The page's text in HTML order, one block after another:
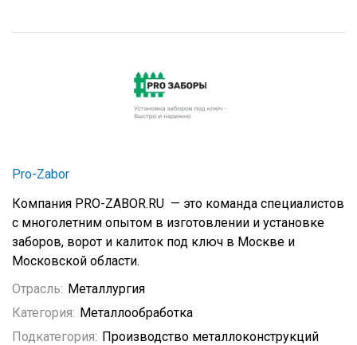
Pro-Zabor
Компания PRO-ZABOR.RU — это команда специалистов
с многолетним опытом в изготовлении и установке
заборов, ворот и калиток под ключ в Москве и
Московской области.
Отрасль: Металлургия
Категория: Металлообработка
Подкатегория: Производство металлоконструкций